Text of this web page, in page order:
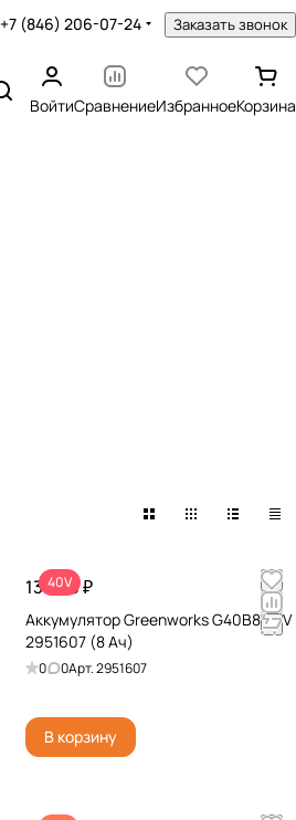
+7 (846) 206-07-24 Заказать звонок
ВойтиСравнениеИзбранноеКорзина
40V
13 990 ₽
Аккумулятор Greenworks G40B8 40V
2951607 (8 Ач)
0 0Арт.2951607
В корзину